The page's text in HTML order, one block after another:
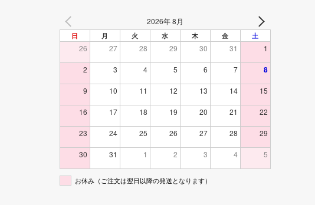
2026年 8月
日 月 火 水 木 金 土
26 27 28 29 30 31 1
2 3 4 5 6 7 8
9 10 11 12 13 14 15
16 17 18 19 20 21 22
23 24 25 26 27 28 29
30 31 1 2 3 4 5
お休み（ご注文は翌日以降の発送となります）